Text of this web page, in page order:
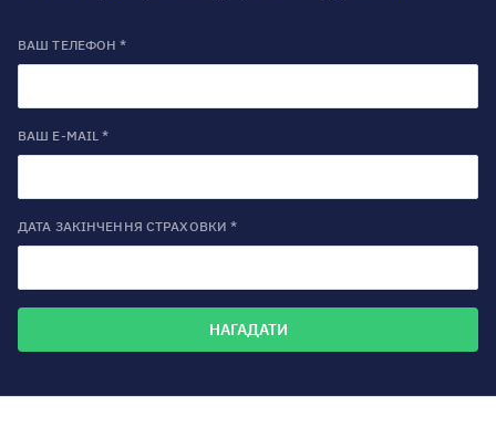
ВАШ ТЕЛЕФОН *
ВАШ E-MAIL *
ДАТА ЗАКІНЧЕННЯ СТРАХОВКИ *